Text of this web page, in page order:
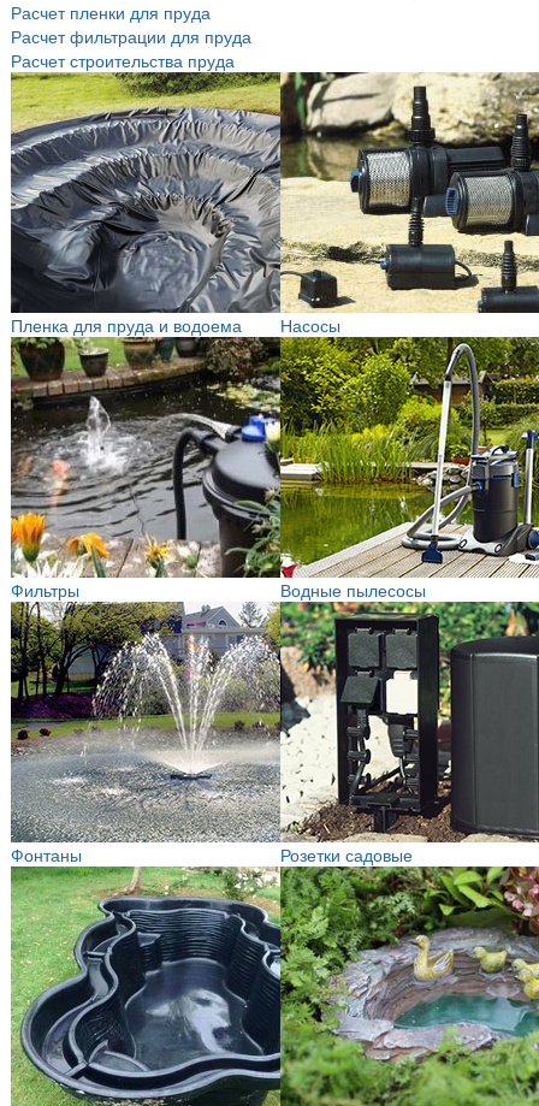
Расчет пленки для пруда
Расчет фильтрации для пруда
Расчет строительства пруда
Пленка для пруда и водоема Насосы
Фильтры Водные пылесосы
Фонтаны Розетки садовые